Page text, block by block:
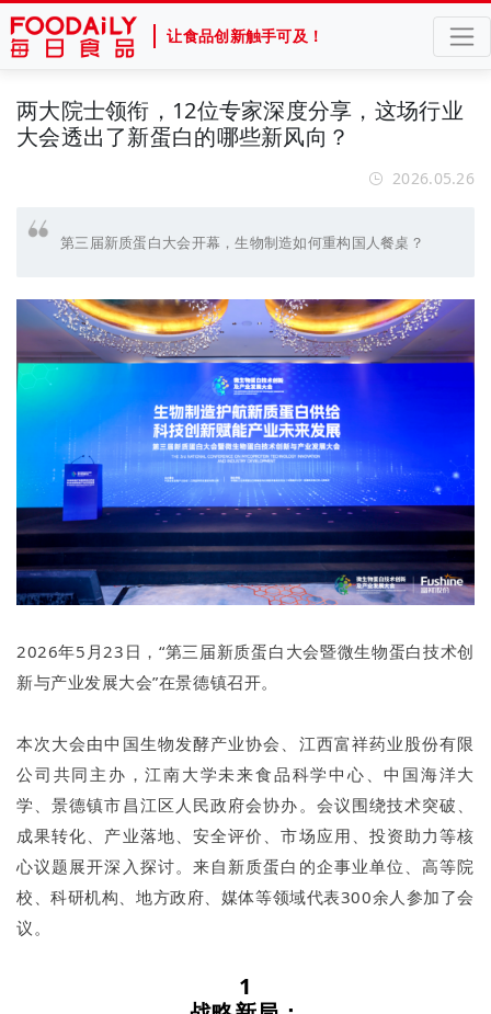
让食品创新触手可及！
两大院士领衔，12位专家深度分享，这场行业
大会透出了新蛋白的哪些新风向？
2026.05.26
第三届新质蛋白大会开幕，生物制造如何重构国人餐桌？
2026年5月23日，“第三届新质蛋白大会暨微生物蛋白技术创
新与产业发展大会”在景德镇召开。
本次大会由中国生物发酵产业协会、江西富祥药业股份有限
公司共同主办，江南大学未来食品科学中心、中国海洋大
学、景德镇市昌江区人民政府会协办。会议围绕技术突破、
成果转化、产业落地、安全评价、市场应用、投资助力等核
心议题展开深入探讨。来自新质蛋白的企事业单位、高等院
校、科研机构、地方政府、媒体等领域代表300余人参加了会
议。
1